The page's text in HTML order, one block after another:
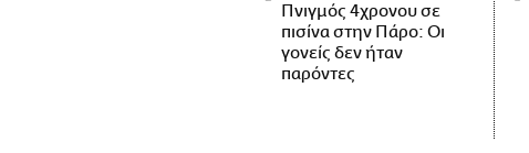
Πνιγμός 4χρονου σε
πισίνα στην Πάρο: Οι
γονείς δεν ήταν
παρόντες